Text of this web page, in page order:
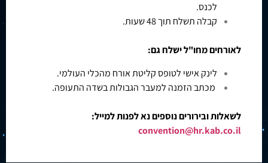
לכנס.
קבלה תשלח תוך 48 שעות.
לאורחים מחו"ל ישלח גם:
לינק אישי לטופס קליטת אורח מהכלי העולמי.
מכתב הזמנה למעבר הגבולות בשדה התעופה.
לשאלות ובירורים נוספים נא לפנות למייל:
convention@hr.kab.co.il